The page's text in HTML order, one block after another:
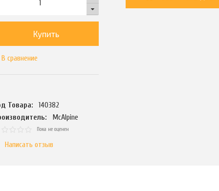
Купить
В сравнение
Товара:
140382
McAlpine
Пока не оценен
Написать отзыв